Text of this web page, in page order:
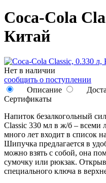
Coca-Cola
Китай
Нет в наличии
сообщить о поступлении
Описание
Сертификаты
Напиток безалкогольный
Classic 330 мл в ж/б – всеми
много лет входит в список
Шипучка предлагается в
можно взять с собой, она
сумочку или рюкзак.
специального ключа в